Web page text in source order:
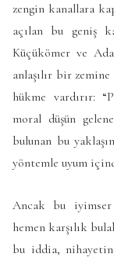
zengin kanallara
açılan bu geniş
Küçükömer ve
anlaşılır bir zemine
hükme vardırır:
moral düşün
bulunan bu
yöntemle uyum
Ancak bu iyimser
hemen karşılık
bu iddia,